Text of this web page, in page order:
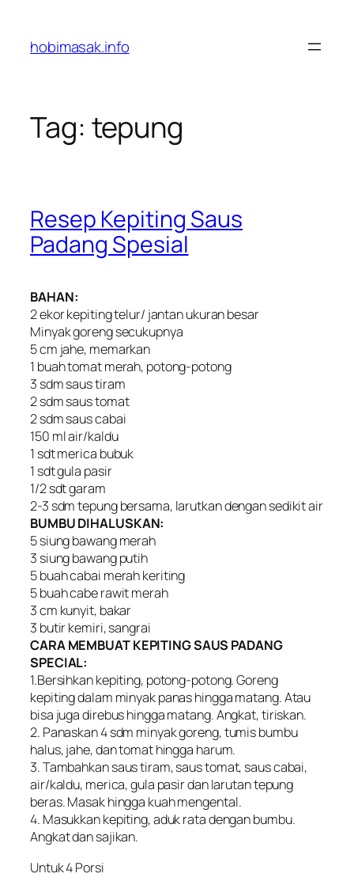
content
hobimasak.info
Tag: tepung
Resep Kepiting Saus
Padang Spesial
BAHAN:
2 ekor kepiting telur/ jantan ukuran besar
Minyak goreng secukupnya
5 cm jahe, memarkan
1 buah tomat merah, potong-potong
3 sdm saus tiram
2 sdm saus tomat
2 sdm saus cabai
150 ml air/kaldu
1 sdt merica bubuk
1 sdt gula pasir
1/2 sdt garam
2-3 sdm tepung bersama, larutkan dengan sedikit air
BUMBU DIHALUSKAN:
5 siung bawang merah
3 siung bawang putih
5 buah cabai merah keriting
5 buah cabe rawit merah
3 cm kunyit, bakar
3 butir kemiri, sangrai
CARA MEMBUAT KEPITING SAUS PADANG
SPECIAL:
1.Bersihkan kepiting, potong-potong. Goreng
kepiting dalam minyak panas hingga matang. Atau
bisa juga direbus hingga matang. Angkat, tiriskan.
2. Panaskan 4 sdm minyak goreng, tumis bumbu
halus, jahe, dan tomat hingga harum.
3. Tambahkan saus tiram, saus tomat, saus cabai,
air/kaldu, merica, gula pasir dan larutan tepung
beras. Masak hingga kuah mengental.
4. Masukkan kepiting, aduk rata dengan bumbu.
Angkat dan sajikan.
Untuk 4 Porsi